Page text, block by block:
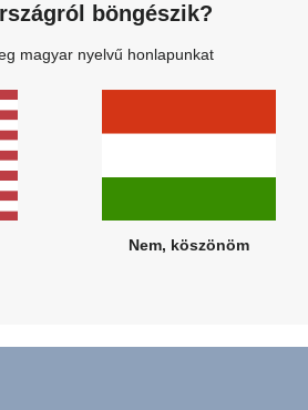
termékek
termékek
böngészik?
magyar nyelvű honlapunkat
Nem, köszönöm